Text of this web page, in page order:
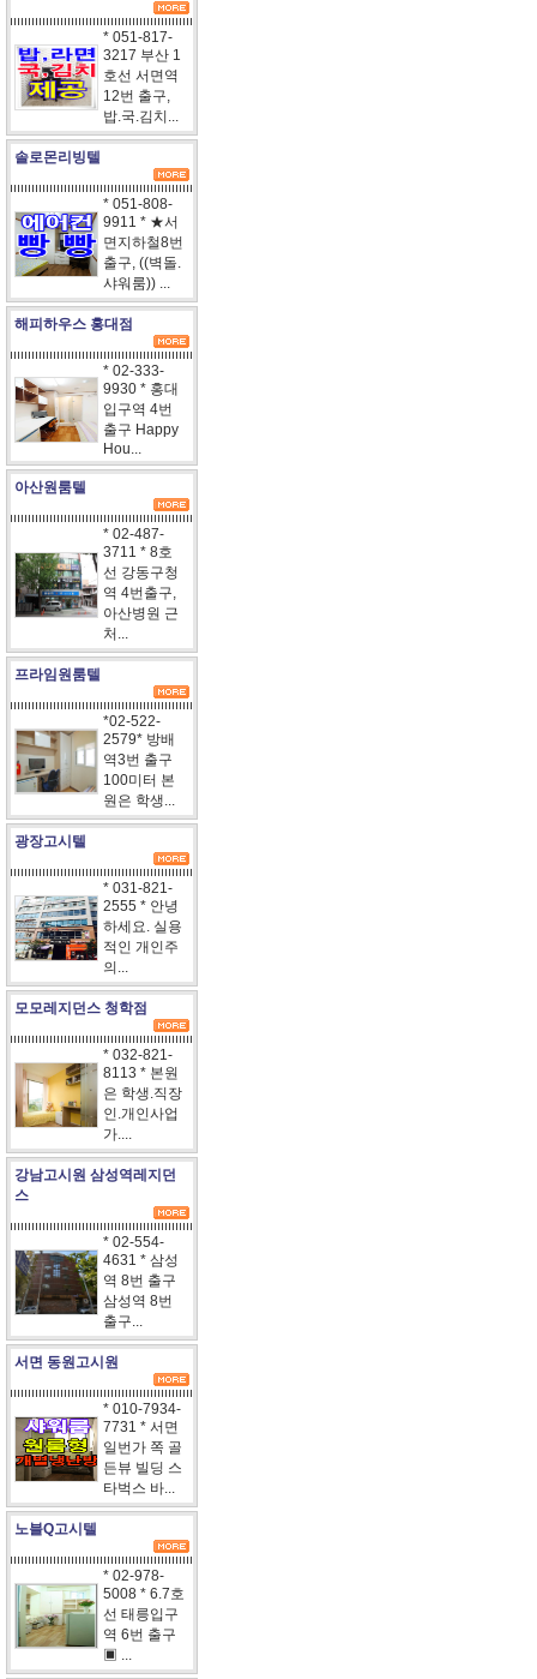
* 051-817-
3217 부산 1
호선 서면역
12번 출구,
밥.국.김치...
솔로몬리빙텔
* 051-808-
9911 * ★서
면지하철8번
출구, ((벽돌.
샤워룸)) ...
해피하우스 홍대점
* 02-333-
9930 * 홍대
입구역 4번
출구 Happy
Hou...
아산원룸텔
* 02-487-
3711 * 8호
선 강동구청
역 4번출구,
아산병원 근
처...
프라임원룸텔
*02-522-
2579* 방배
역3번 출구
100미터 본
원은 학생...
광장고시텔
* 031-821-
2555 * 안녕
하세요. 실용
적인 개인주
의...
모모레지던스 청학점
* 032-821-
8113 * 본원
은 학생.직장
인.개인사업
가....
강남고시원 삼성역레지던
스
* 02-554-
4631 * 삼성
역 8번 출구
삼성역 8번
출구...
서면 동원고시원
* 010-7934-
7731 * 서면
일번가 쪽 골
든뷰 빌딩 스
타벅스 바...
노블Q고시텔
* 02-978-
5008 * 6.7호
선 태릉입구
역 6번 출구
▣ ...